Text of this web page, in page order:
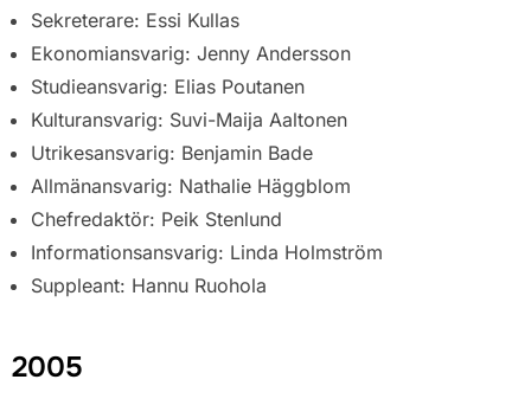
Sekreterare: Essi Kullas
Ekonomiansvarig: Jenny Andersson
Studieansvarig: Elias Poutanen
Kulturansvarig: Suvi-Maija Aaltonen
Utrikesansvarig: Benjamin Bade
Allmänansvarig: Nathalie Häggblom
Chefredaktör: Peik Stenlund
Informationsansvarig: Linda Holmström
Suppleant: Hannu Ruohola
2005